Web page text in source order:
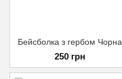
Бейсболка з гербом Чорна
250 грн